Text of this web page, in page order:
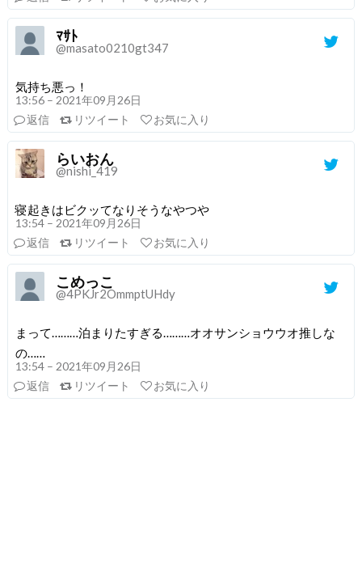
ﾏｻﾄ
@masato0210gt347
気持ち悪っ！
13:56 – 2021年09月26日
返信
リツイート お気に入り
らいおん
@nishi_419
寝起きはビクッてなりそうなやつや
13:54 – 2021年09月26日
返信
リツイート お気に入り
こめっこ
@4PKJr2OmmptUHdy
まって………泊まりたすぎる………オオサンショウウオ推しな
の……
13:54 – 2021年09月26日
返信
リツイート お気に入り